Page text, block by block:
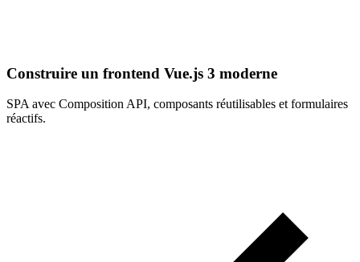
Construire un frontend Vue.js 3 moderne
SPA avec Composition API, composants réutilisables et formulaires
réactifs.